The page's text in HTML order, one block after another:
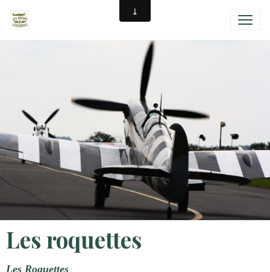
Les roquettes
Les Roquettes